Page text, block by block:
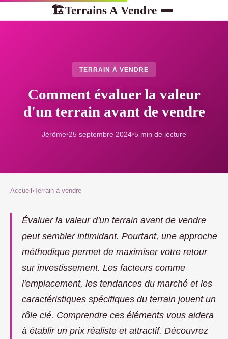
🏗Terrains A Vendre
TERRAIN À VENDRE
Comment évaluer la valeur
d'un terrain avant de vendre
Jérôme•25 septembre 2024•5 min de lecture
Accueil ›Terrain à vendre
Évaluer la valeur d'un terrain avant de vendre
peut sembler intimidant. Pourtant, une approche
méthodique permet de maximiser votre retour
sur investissement. Les facteurs comme
l'emplacement, les tendances du marché et les
caractéristiques spécifiques du terrain jouent un
rôle clé. Comprendre ces éléments vous aidera
à établir un prix réaliste et attractif. Découvrez